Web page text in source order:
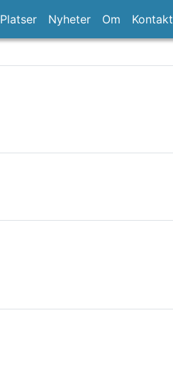
Platser Nyheter Om Kontakt